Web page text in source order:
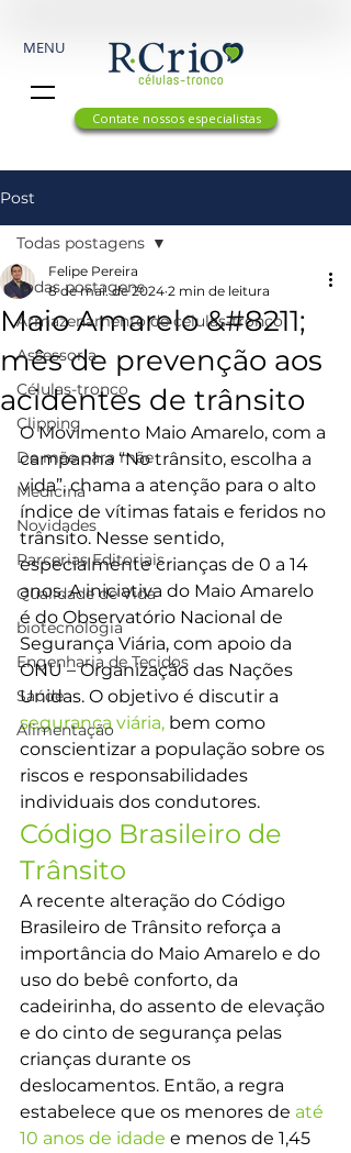
MENU
Contate nossos especialistas
Post
Todas postagens
Armazenamento de células-tronco
Assessoria
Células-tronco
Clipping
De mãe para mãe
Medicina
Novidades
Parcerias Editoriais
Qualidade de Vida
biotecnologia
Engenharia de Tecidos
Saúde
Alimentação
Todas postagens
Maio Amarelo &#8211;
mês de prevenção aos
acidentes de trânsito
Felipe Pereira
8 de mai. de 2024 2 min de leitura
O Movimento Maio Amarelo, com a
campanha “No trânsito, escolha a
vida”, chama a atenção para o alto
índice de vítimas fatais e feridos no
trânsito. Nesse sentido,
especialmente crianças de 0 a 14
anos. A iniciativa do Maio Amarelo
é do Observatório Nacional de
Segurança Viária, com apoio da
ONU – Organização das Nações
Unidas. O objetivo é discutir a
segurança viária, bem como
conscientizar a população sobre os
riscos e responsabilidades
individuais dos condutores.
Código Brasileiro de
Trânsito
A recente alteração do Código
Brasileiro de Trânsito reforça a
importância do Maio Amarelo e do
uso do bebê conforto, da
cadeirinha, do assento de elevação
e do cinto de segurança pelas
crianças durante os
deslocamentos. Então, a regra
estabelece que os menores de até
10 anos de idade e menos de 1,45